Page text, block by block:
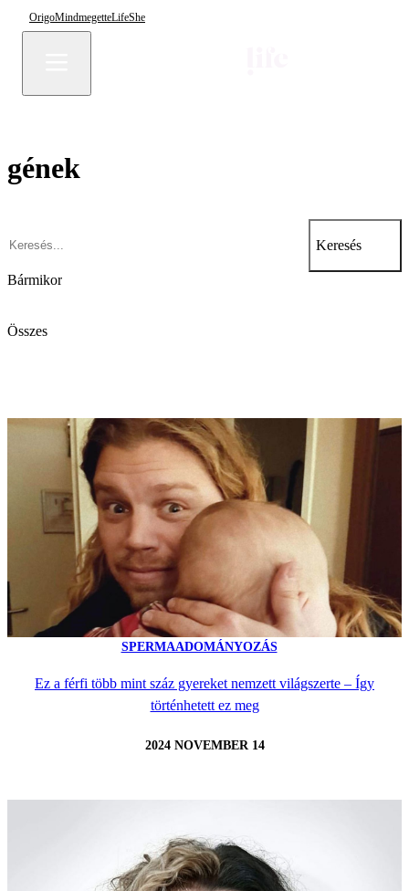
OrigoMindmegetteLifeShe
gének
Keresés
Bármikor
Összes
SPERMAADOMÁNYOZÁS
Ez a férfi több mint száz gyereket nemzett világszerte – Így
történhetett ez meg
2024 NOVEMBER 14